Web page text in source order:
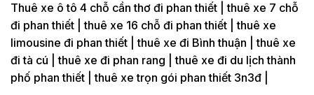
Thuê xe ô tô 4 chỗ cần thơ đi phan thiết | thuê xe 7 chỗ
đi phan thiết | thuê xe 16 chỗ đi phan thiết | thuê xe
limousine đi phan thiết | thuê xe đi Bình thuận | thuê xe
đi tà cú | thuê xe đi phan rang | thuê xe đi du lịch thành
phố phan thiết | thuê xe trọn gói phan thiết 3n3đ |